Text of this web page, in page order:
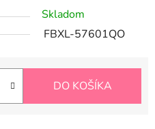
Skladom
FBXL-57601QO
DO KOŠÍKA